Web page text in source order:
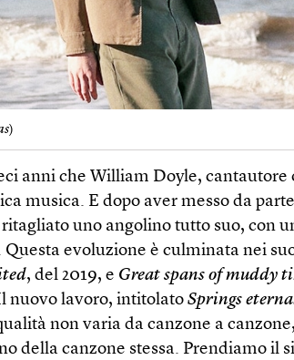
)
anni che William Doyle, cantautore
musica. E dopo aver messo da
uno angolino tutto suo, con
Questa evoluzione è culminata nei
, del 2019, e Great spans of muddy
nuovo lavoro, intitolatoSprings
non varia da canzone a
della canzone stessa. Prendiamo il